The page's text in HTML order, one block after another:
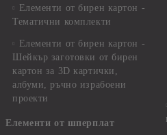
Елементи от бирен картон -
Тематични комплекти
Елементи от бирен картон -
Шейкър заготовки от бирен
картон за 3D картички,
албуми, ръчно израбоени
проекти
Елементи от шперплат